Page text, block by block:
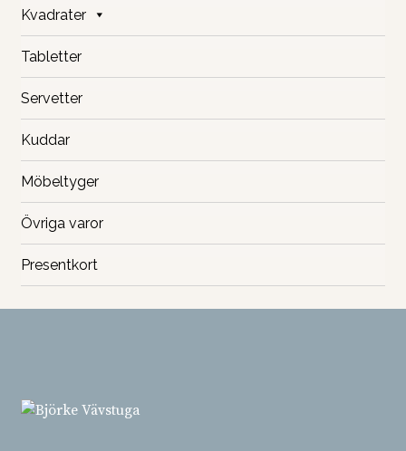
Kvadrater
Tabletter
Servetter
Kuddar
Möbeltyger
Övriga varor
Presentkort